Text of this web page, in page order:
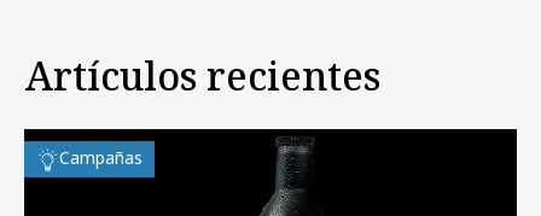
Artículos recientes
Campañas